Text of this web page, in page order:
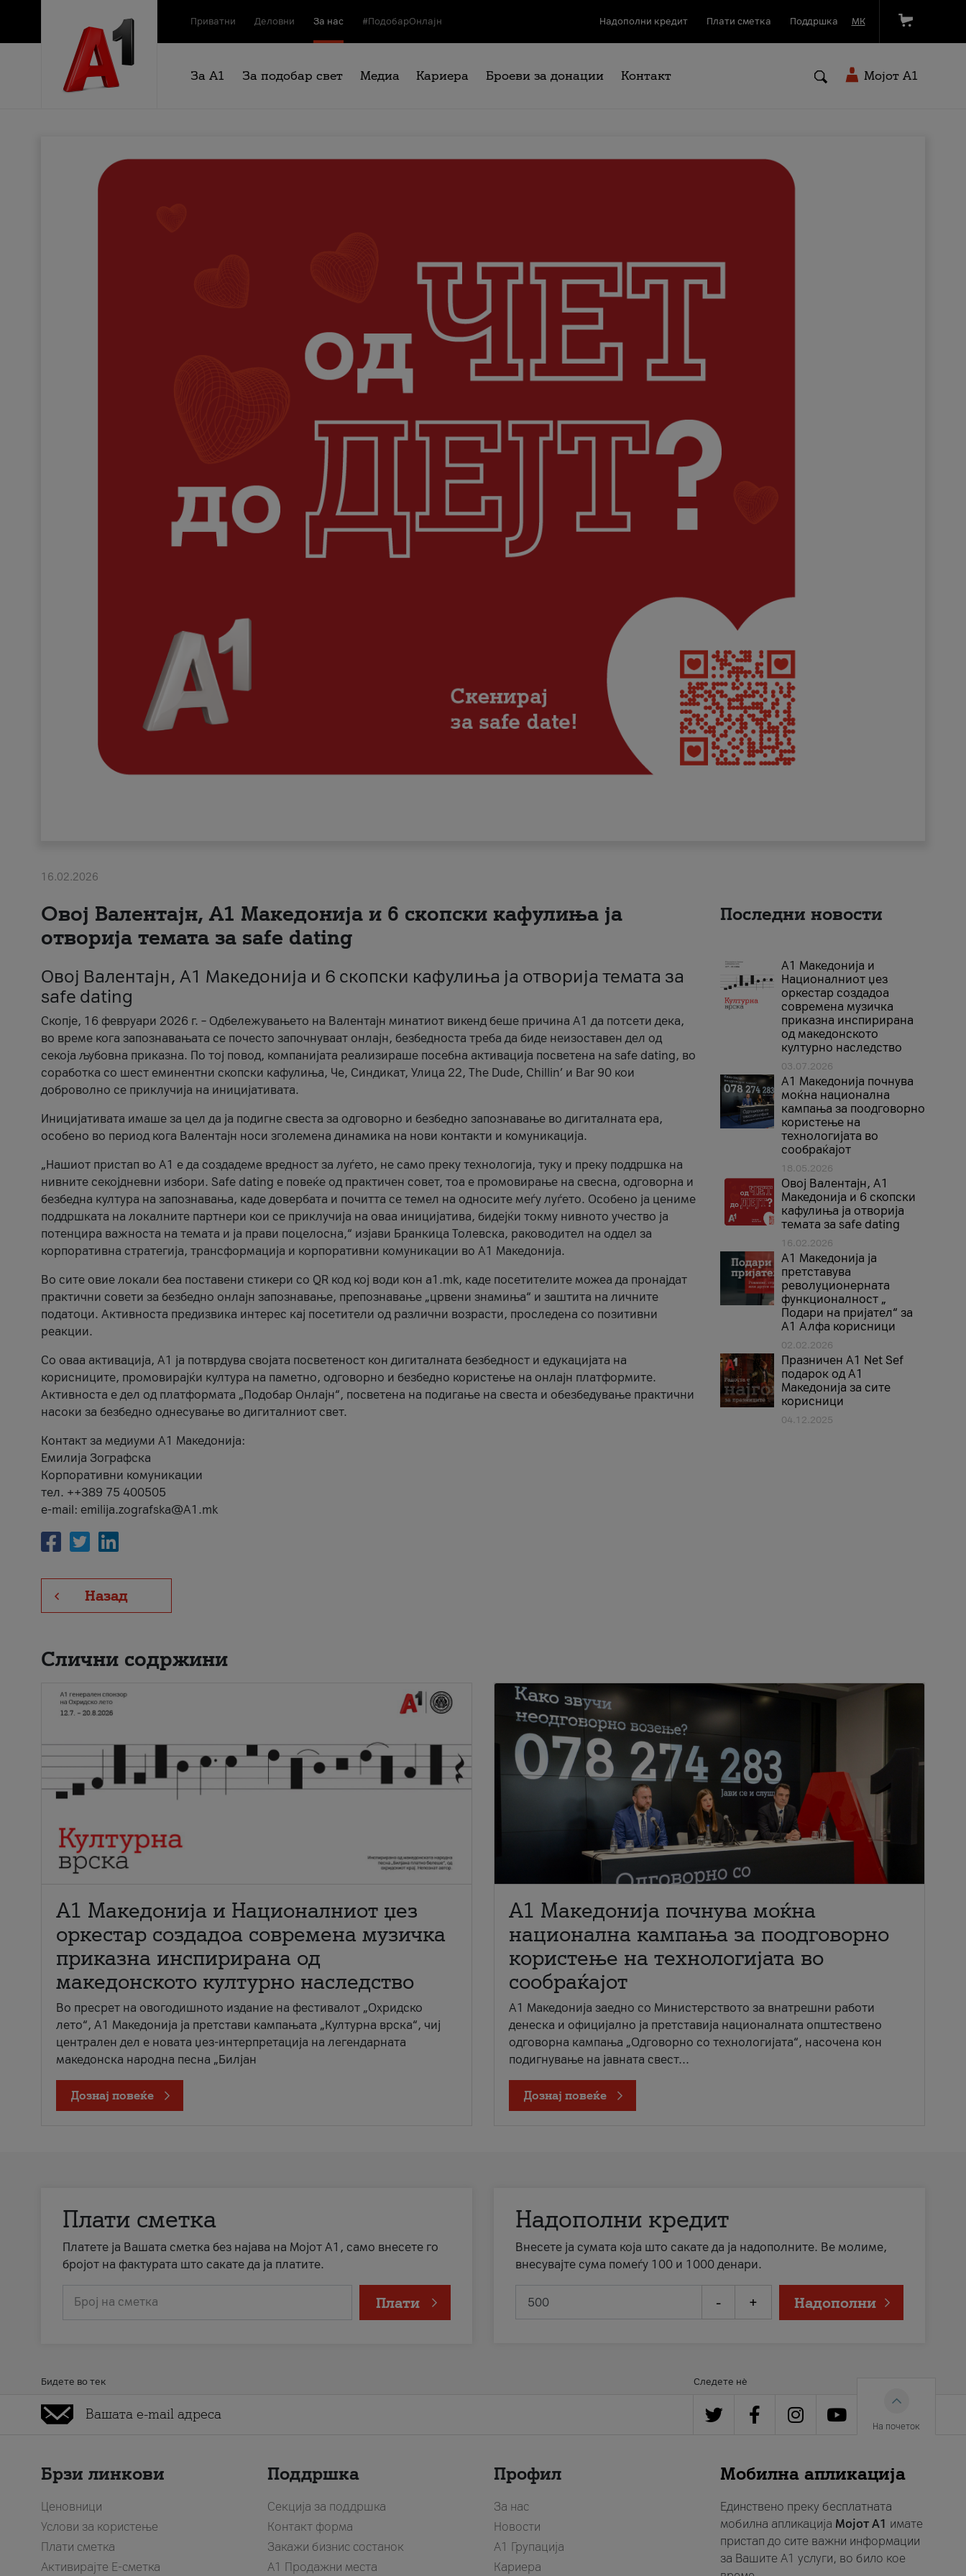
Приватни Деловни За нас #ПодобарОнлајн Надополни кредит Плати сметка Поддршка МК
За А1 За подобар свет Медиа Кариера Броеви за донации Контакт Мојот A1
16.02.2026
Овој Валентајн, A1 Македонија и 6 скопски кафулиња ја
отворија темата за safe dating
Овој Валентајн, A1 Македонија и 6 скопски кафулиња ја отворија темата за
safe dating
Скопје, 16 февруари 2026 г. – Одбележувањето на Валентајн минатиот викенд беше причина А1 да потсети дека,
во време кога запознавањата се почесто започнуваат онлајн, безбедноста треба да биде неизоставен дел од
секоја љубовна приказна. По тој повод, компанијата реализираше посебна активација посветена на safe dating, во
соработка со шест еминентни скопски кафулиња, Че, Синдикат, Улица 22, The Dude, Chillin’ и Bar 90 кои
доброволно се приклучија на иницијативата.
Иницијативата имаше за цел да ја подигне свеста за одговорно и безбедно запознавање во дигиталната ера,
особено во период кога Валентајн носи зголемена динамика на нови контакти и комуникација.
„Нашиот пристап во А1 е да создадеме вредност за луѓето, не само преку технологија, туку и преку поддршка на
нивните секојдневни избори. Safe dating е повеќе од практичен совет, тоа е промовирање на свесна, одговорна и
безбедна култура на запознавања, каде довербата и почитта се темел на односите меѓу луѓето. Особено ја цениме
поддршката на локалните партнери кои се приклучија на оваа иницијатива, бидејќи токму нивното учество ја
потенцира важноста на темата и ја прави поцелосна,“ изјави Бранкица Толевска, раководител на оддел за
корпоративна стратегија, трансформација и корпоративни комуникации во А1 Македонија.
Во сите овие локали беа поставени стикери со QR код кој води кон a1.mk, каде посетителите можеа да пронајдат
практични совети за безбедно онлајн запознавање, препознавање „црвени знамиња“ и заштита на личните
податоци. Активноста предизвика интерес кај посетители од различни возрасти, проследена со позитивни
реакции.
Со оваа активација, А1 ја потврдува својата посветеност кон дигиталната безбедност и едукацијата на
корисниците, промовирајќи култура на паметно, одговорно и безбедно користење на онлајн платформите.
Активноста е дел од платформата „Подобар Онлајн“, посветена на подигање на свеста и обезбедување практични
насоки за безбедно однесување во дигиталниот свет.
Контакт за медиуми А1 Македонија:
Емилија Зографска
Корпоративни комуникации
тел. ++389 75 400505
e-mail: emilija.zografska@A1.mk
Назад
Последни новости
А1 Македонија и
Националниот џез
оркестар создадоа
современа музичка
приказна инспирирана
од македонското
културно наследство
03.07.2026
A1 Македонија почнува
моќна национална
кампања за поодговорно
користење на
технологијата во
сообраќајот
18.05.2026
Овој Валентајн, A1
Македонија и 6 скопски
кафулиња ја отворија
темата за safe dating
16.02.2026
А1 Македонија ја
претставува
револуционерната
функционалност „
Подари на пријател“ за
А1 Алфа корисници
02.02.2026
Празничен A1 Net Sеf
подарок од А1
Македонија за сите
корисници
04.12.2025
Слични содржини
А1 Македонија и Националниот џез
оркестар создадоа современа музичка
приказна инспирирана од
македонското културно наследство
Во пресрет на овогодишното издание на фестивалот „Охридско
лето“, А1 Македонија ја претстави кампањата „Културна врска“, чиј
централен дел е новата џез-интерпретација на легендарната
македонска народна песна „Билјан
Дознај повеќе
A1 Македонија почнува моќна
национална кампања за поодговорно
користење на технологијата во
сообраќајот
A1 Македонија заедно со Министерството за внатрешни работи
денеска и официјално ја претставија националната општествено
одговорна кампања „Одговорно со технологијата“, насочена кон
подигнување на јавната свест...
Дознај повеќе
Плати сметка
Платете ја Вашата сметка без најава на Мојот А1, само внесете го
бројот на фактурата што сакате да ја платите.
Број на сметка Плати
Надополни кредит
Внесете ја сумата која што сакате да ја надополните. Ве молиме,
внесувајте сума помеѓу 100 и 1000 денари.
- + Надополни
Бидете во тек Следете нè
На почеток
Брзи линкови
Ценовници
Услови за користење
Плати сметка
Активирајте Е-сметка
Поддршка
Секција за поддршка
Контакт форма
Закажи бизнис состанок
A1 Продажни места
Профил
За нас
Новости
А1 Групација
Кариера
Мобилна апликација
Единствено преку бесплатната
мобилна апликација Мојот A1 имате
пристап до сите важни информации
за Вашите A1 услуги, во било кое